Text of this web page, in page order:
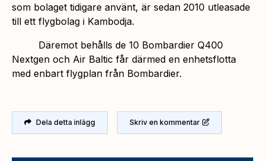
som bolaget tidigare använt, är sedan 2010 utleasade
till ett flygbolag i Kambodja.
Däremot behålls de 10 Bombardier Q400
Nextgen och Air Baltic får därmed en enhetsflotta
med enbart flygplan från Bombardier.
Dela detta inlägg Skriv en kommentar